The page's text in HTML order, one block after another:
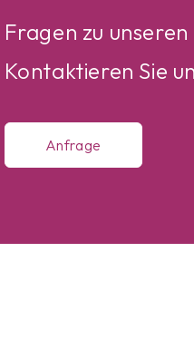
Fragen zu
Kontaktieren Sie
Anfrage